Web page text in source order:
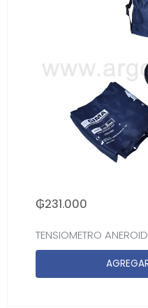
₲231.000
TENSIOMETRO